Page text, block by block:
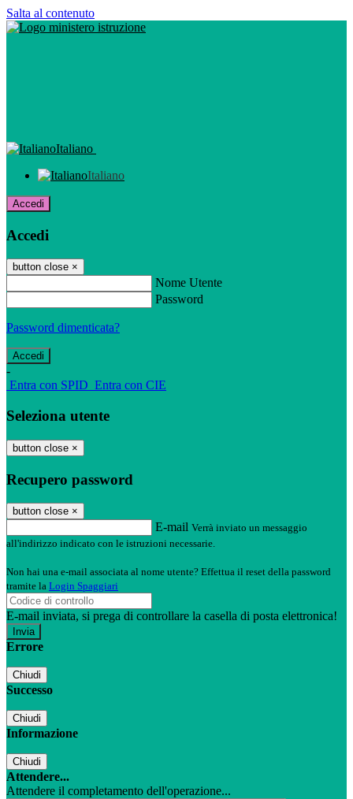
Salta al contenuto
Italiano
Italiano
Accedi
Accedi
button close ×
Nome Utente
Password
Password dimenticata?
-
Entra con SPID Entra con CIE
Seleziona utente
button close ×
Recupero password
button close ×
E-mail Verrà inviato un messaggio
all'indirizzo indicato con le istruzioni necessarie.
Non hai una e-mail associata al nome utente? Effettua il reset della password
tramite la Login Spaggiari
E-mail inviata, si prega di controllare la casella di posta elettronica!
Errore
Chiudi
Successo
Chiudi
Informazione
Chiudi
Attendere...
Attendere il completamento dell'operazione...